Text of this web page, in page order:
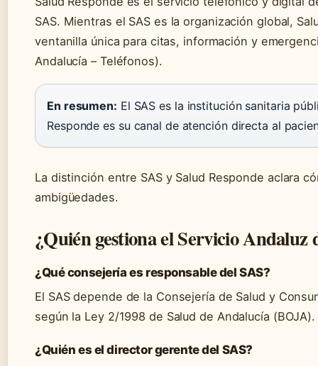
SAS. Mientras el SAS es la organización global,
ventanilla única para citas, información y
Andalucía – Teléfonos).
En resumen: El SAS es la institución sanitaria
Responde es su canal de atención directa al
La distinción entre SAS y Salud Responde aclara
ambigüedades.
¿Quién gestiona el Servicio Andaluz
¿Qué consejería es responsable del SAS?
El SAS depende de la Consejería de Salud y
según la Ley 2/1998 de Salud de Andalucía (BOJA).
¿Quién es el director gerente del SAS?